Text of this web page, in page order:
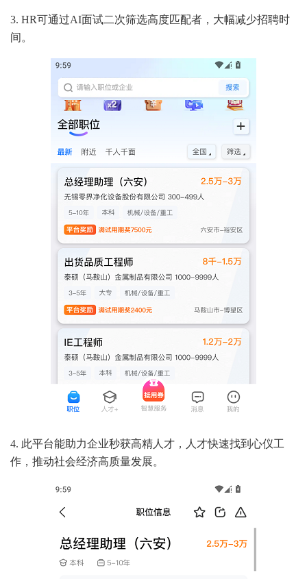
3. HR可通过AI面试二次筛选高度匹配者，大幅减少招聘时
间。
4. 此平台能助力企业秒获高精人才，人才快速找到心仪工
作，推动社会经济高质量发展。